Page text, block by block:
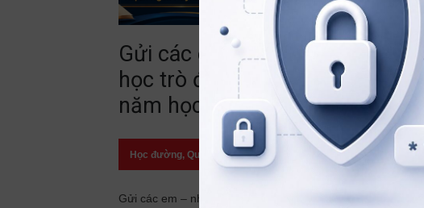
Gửi các em – những
học trò đã viết nên một
năm học đáng tự hào!
Học đường, Quan điểm 23/07/2026
Gửi các em – những học trò đã viết nên một năm